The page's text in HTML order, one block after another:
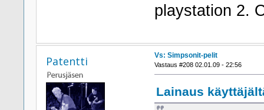
playstation 2.
Patentti Vs: Simpsonit-pelit
Vastaus #208 02.01.09 - 22:56
Lainaus